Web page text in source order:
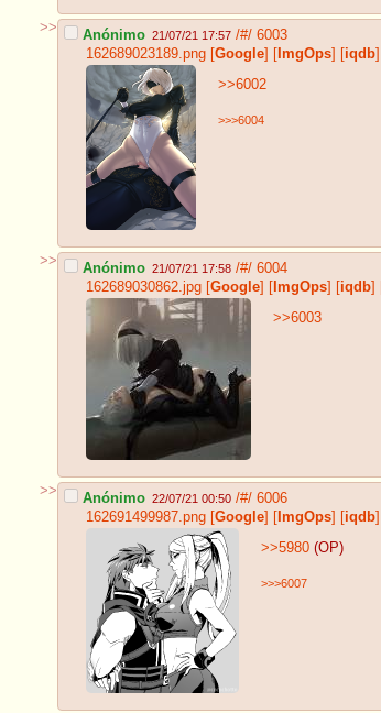
>> Anónimo 21/07/21 17:57 /#/ 6003
162689023189.png [Google] [ ImgOps] [iqdb]
>>6002
>>>6004
>> Anónimo 21/07/21 17:58 /#/ 6004
162689030862.jpg [Google] [ ImgOps] [iqdb]
>>6003
>> Anónimo 22/07/21 00:50 /#/ 6006
162691499987.png [Google] [ ImgOps] [iqdb]
>>5980 (OP)
>>>6007